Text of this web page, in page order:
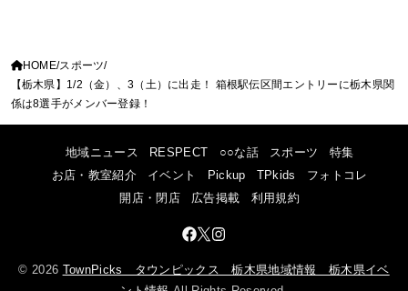
HOME スポーツ
【栃木県】1/2（金）、3（土）に出走！ 箱根駅伝区間エントリーに栃木県関
係は8選手がメンバー登録！
地域ニュース RESPECT ○○な話 スポーツ
特集
お店・教室紹介
イベント Pickup TPkids
フォトコレ
開店・閉店
広告掲載 利用規約
© 2026 TownPicks タウンピックス 栃木県地域情報 栃木県イベ